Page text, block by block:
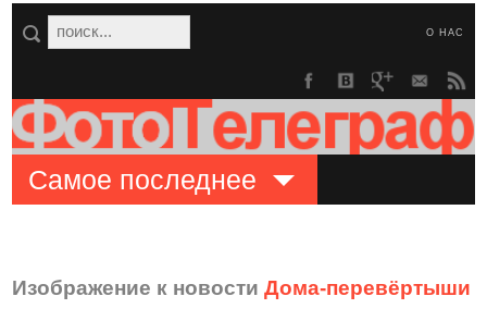
О НАС
Самое последнее
Изображение к новостиДома-перевёртыши